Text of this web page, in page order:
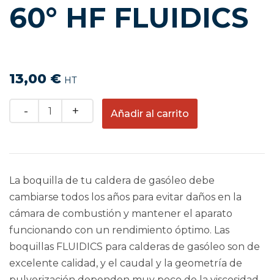
60° HF FLUIDICS
13,00 € HT
Quantity
Añadir al carrito
La boquilla de tu caldera de gasóleo debe
cambiarse todos los años para evitar daños en la
cámara de combustión y mantener el aparato
funcionando con un rendimiento óptimo. Las
boquillas FLUIDICS para calderas de gasóleo son de
excelente calidad, y el caudal y la geometría de